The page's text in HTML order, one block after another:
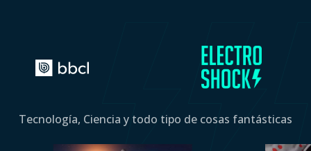
Tecnología, Ciencia y todo tipo de cosas fantásticas